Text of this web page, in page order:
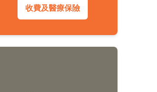
收費及醫療保險